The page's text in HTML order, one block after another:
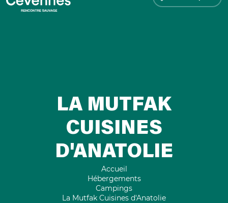
LA MUTFAK
CUISINES
D'ANATOLIE
Accueil
Hébergements
Campings
La Mutfak Cuisines d'Anatolie